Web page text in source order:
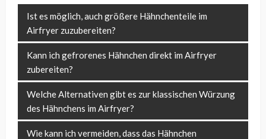
Ist es möglich, auch größere Hähnchenteile im
Airfryer zuzubereiten?
Kann ich gefrorenes Hähnchen direkt im Airfryer
zubereiten?
Welche Alternativen gibt es zur klassischen Würzung
des Hähnchens im Airfryer?
Wie kann ich vermeiden, dass das Hähnchen